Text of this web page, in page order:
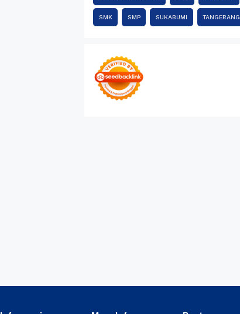
SMK SMP SUKABUMI TANGERANG